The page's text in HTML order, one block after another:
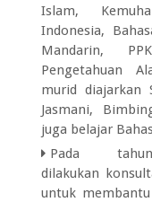
Islam,
Indonesia,
Mandarin,
Pengetahuan
murid diajarkan
Jasmani,
juga belajar
Pada
dilakukan
untuk